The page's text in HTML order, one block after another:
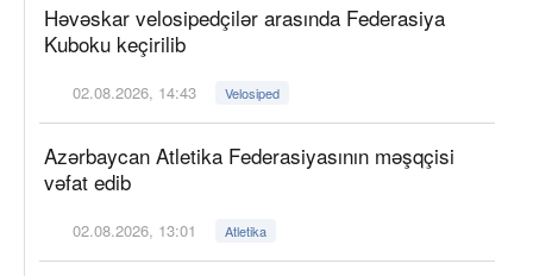
Həvəskar velosipedçilər arasında Federasiya
Kuboku keçirilib
02.08.2026, 14:43 Velosiped
Azərbaycan Atletika Federasiyasının məşqçisi
vəfat edib
02.08.2026, 13:01 Atletika